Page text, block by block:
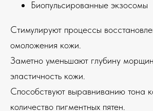
Биопульсированные экзосомы
Стимулируют процессы
омоложения кожи.
Заметно уменьшают глубину
эластичность кожи.
Способствуют выравниванию тона
количество пигментных пятен.